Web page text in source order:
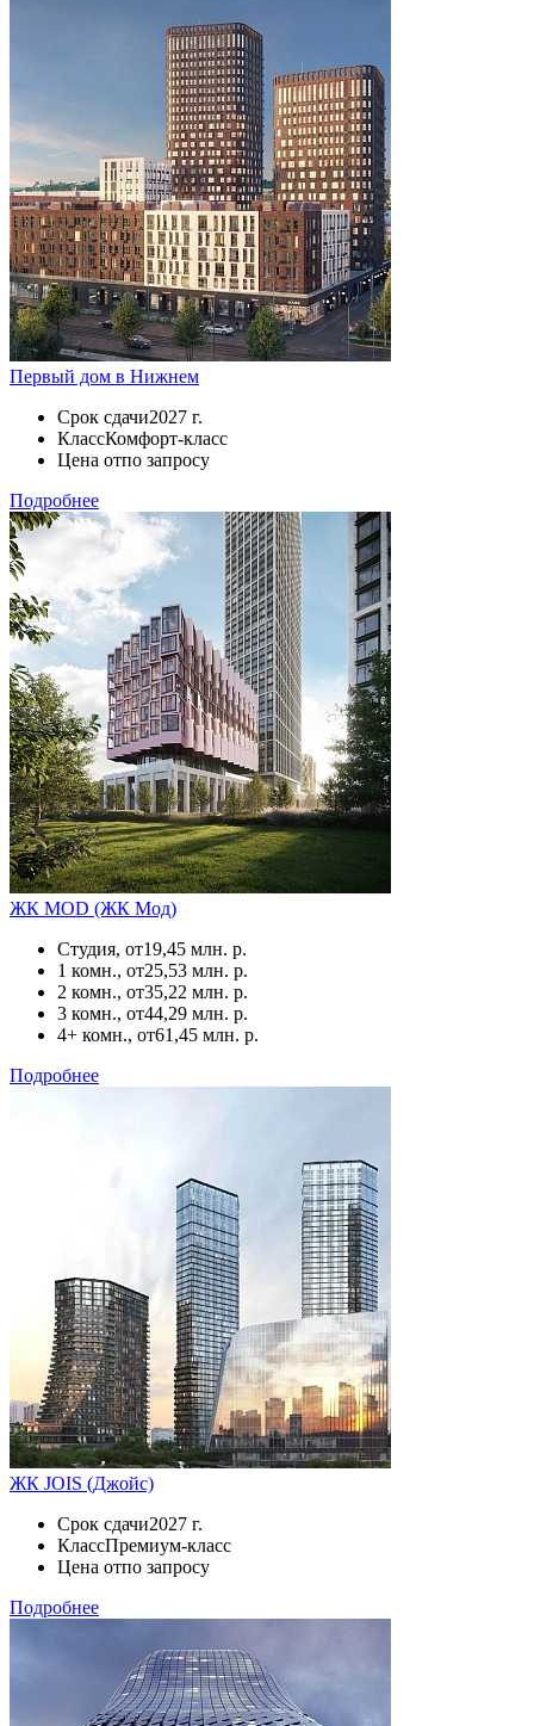
Первый дом в Нижнем
Срок сдачи2027 г.
КлассКомфорт-класс
Цена отпо запросу
Подробнее
ЖК MOD (ЖК Мод)
Студия, от19,45 млн. р.
1 комн., от25,53 млн. р.
2 комн., от35,22 млн. р.
3 комн., от44,29 млн. р.
4+ комн., от61,45 млн. р.
Подробнее
ЖК JOIS (Джойс)
Срок сдачи2027 г.
КлассПремиум-класс
Цена отпо запросу
Подробнее